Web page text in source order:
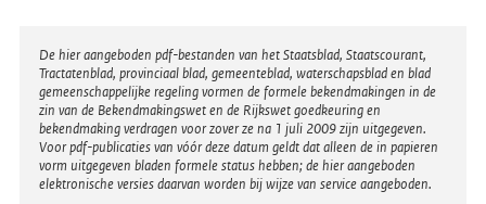
Disclaimer
De hier aangeboden pdf-bestanden van het Staatsblad, Staatscourant,
Tractatenblad, provinciaal blad, gemeenteblad, waterschapsblad en blad
gemeenschappelijke regeling vormen de formele bekendmakingen in de
zin van de Bekendmakingswet en de Rijkswet goedkeuring en
bekendmaking verdragen voor zover ze na 1 juli 2009 zijn uitgegeven.
Voor pdf-publicaties van vóór deze datum geldt dat alleen de in papieren
vorm uitgegeven bladen formele status hebben; de hier aangeboden
elektronische versies daarvan worden bij wijze van service aangeboden.